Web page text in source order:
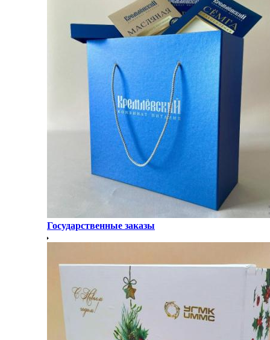
Государственные заказы